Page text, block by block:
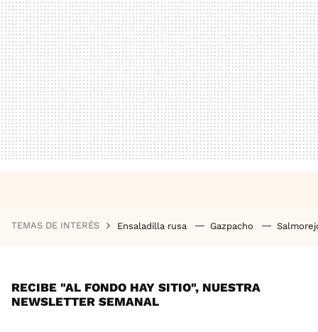
TEMAS DE INTERÉS Ensaladilla rusa Gazpacho
RECIBE "AL FONDO HAY SITIO", NUESTRA
NEWSLETTER SEMANAL